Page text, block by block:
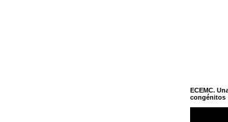
ECEMC.
congénitos